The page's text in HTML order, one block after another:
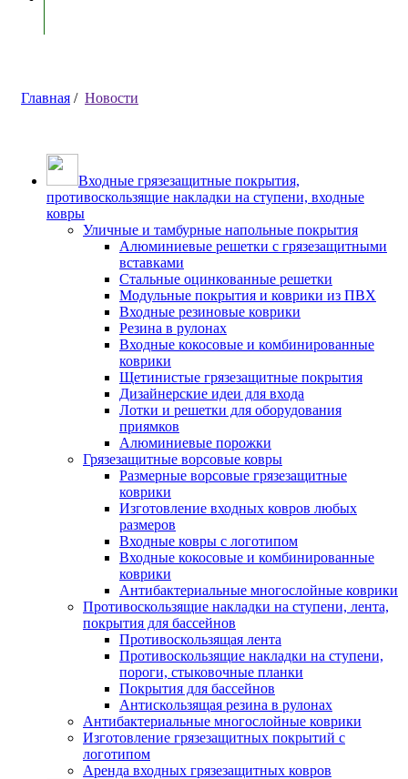
Главная / Новости
Входные грязезащитные покрытия,
противоскользящие накладки на ступени, входные
ковры
Уличные и тамбурные напольные покрытия
Алюминиевые решетки с грязезащитными
вставками
Стальные оцинкованные решетки
Модульные покрытия и коврики из ПВХ
Входные резиновые коврики
Резина в рулонах
Входные кокосовые и комбинированные
коврики
Щетинистые грязезащитные покрытия
Дизайнерские идеи для входа
Лотки и решетки для оборудования
приямков
Алюминиевые порожки
Грязезащитные ворсовые ковры
Размерные ворсовые грязезащитные
коврики
Изготовление входных ковров любых
размеров
Входные ковры с логотипом
Входные кокосовые и комбинированные
коврики
Антибактериальные многослойные коврики
Противоскользящие накладки на ступени, лента,
покрытия для бассейнов
Противоскользящая лента
Противоскользящие накладки на ступени,
пороги, стыковочные планки
Покрытия для бассейнов
Антискользящая резина в рулонах
Антибактериальные многослойные коврики
Изготовление грязезащитных покрытий с
логотипом
Аренда входных грязезащитных ковров